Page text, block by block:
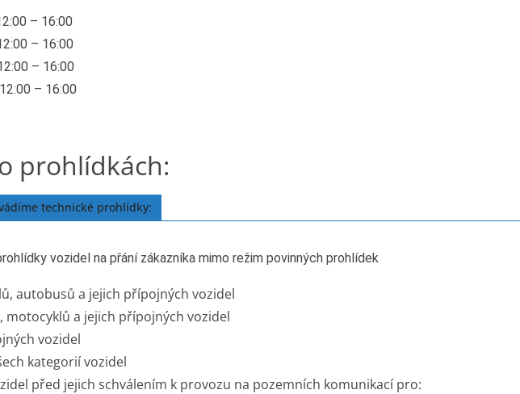
– 16:00
– 16:00
– 16:00
– 16:00
prohlídkách:
technické prohlídky:
vozidel na přání zákazníka mimo režim povinných prohlídek
autobusů a jejich přípojných vozidel
a jejich přípojných vozidel
vozidel
kategorií vozidel
před jejich schválením k provozu na pozemních komunikací pro: